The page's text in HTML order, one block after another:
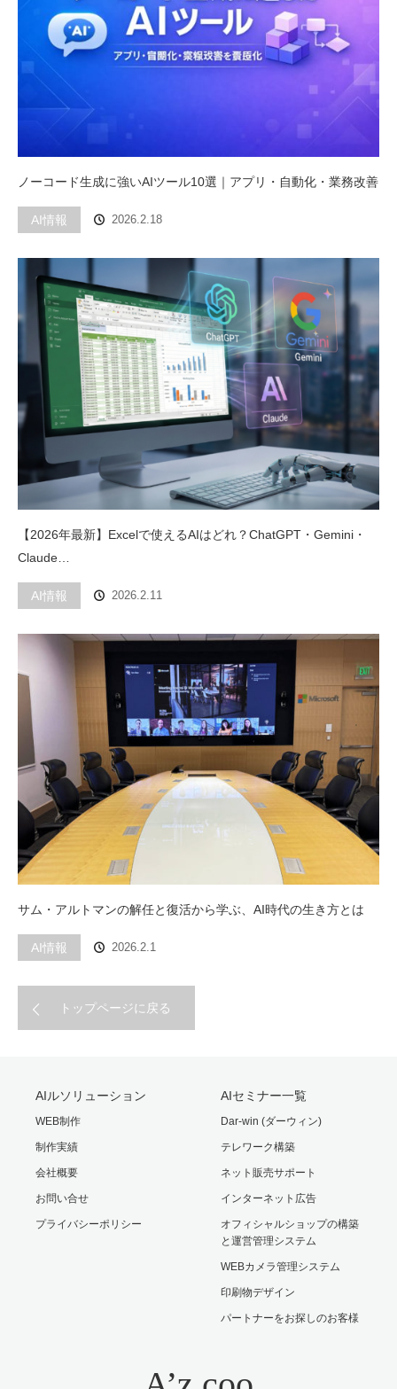
ノーコード生成に強いAIツール10選｜アプリ・自動化・業務改善
AI情報 2026.2.18
【2026年最新】Excelで使えるAIはどれ？ChatGPT・Gemini・
Claude…
AI情報 2026.2.11
サム・アルトマンの解任と復活から学ぶ、AI時代の生き方とは
AI情報 2026.2.1
トップページに戻る
AIルソリューション
WEB制作
制作実績
会社概要
お問い合せ
プライバシーポリシー
AIセミナー一覧
Dar-win (ダーウィン)
テレワーク構築
ネット販売サポート
インターネット広告
オフィシャルショップの構築
と運営管理システム
WEBカメラ管理システム
印刷物デザイン
パートナーをお探しのお客様